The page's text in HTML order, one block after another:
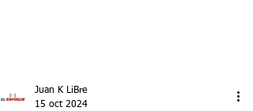
Juan K LiBre
15 oct 2024